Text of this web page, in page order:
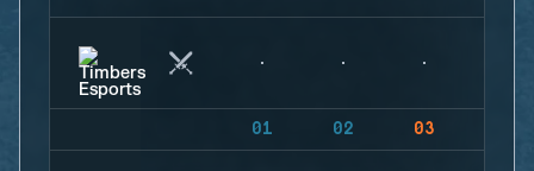
01 02 03